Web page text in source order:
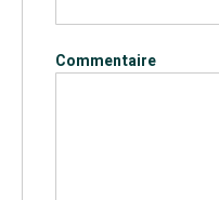
Commentaire